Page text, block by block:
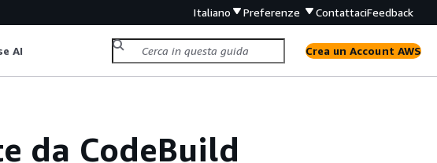
Italiano Preferenze ContattaciFeedback
AI Crea un Account AWS
da CodeBuild